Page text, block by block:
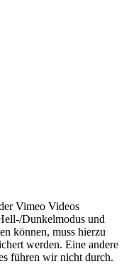
Vimeo Videos
Dunkelmodus und
können, muss hierzu
werden. Eine andere
führen wir nicht durch.